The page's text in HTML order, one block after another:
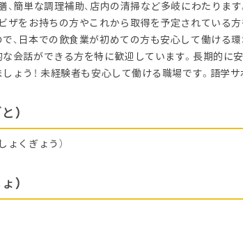
、簡単な調理補助、店内の清掃など多岐にわたりま
ビザをお持ちの方やこれから取得を予定されている
、日本での飲食業が初めての方も安心して働ける
会話ができる方を特に歓迎しています。長期的に
ょう！ 未経験者も安心して働ける職場です。語学サ
）
ょくぎょう）
）